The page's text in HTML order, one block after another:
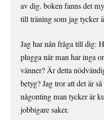
av dig. boken fanns det
till träning som jag tycker
Jag har nån fråga till dig:
plugga när man har inga
vänner? Är detta
betyg? Jag tror att det är
någonting man tycker är
jobbigare saker.